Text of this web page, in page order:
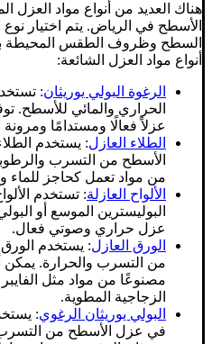
هناك العديد من أنواع مواد
الأسطح في الرياض. يتم اختيار نوع
السطح وظروف الطقس المحيطة
أنواع مواد العزل الشائعة:
الرغوة البولي يوريثان:
الحراري والمائي للأسطح.
عزلاً فعالًا ومستدامًا
الطلاء العازل: يستخدم
الأسطح من التسرب
من مواد تعمل كحاجز للماء
الألواح العازلة: تستخدم
البوليسترين الموسع أو
عزل حراري وصوتي فعال.
الورق العازل: يستخدم الورق
من التسرب والحرارة. يمكن
مصنوعًا من مواد مثل
الزجاجية المطوية.
البولي يوريثان الرغوي:
في عزل الأسطح من التسرب